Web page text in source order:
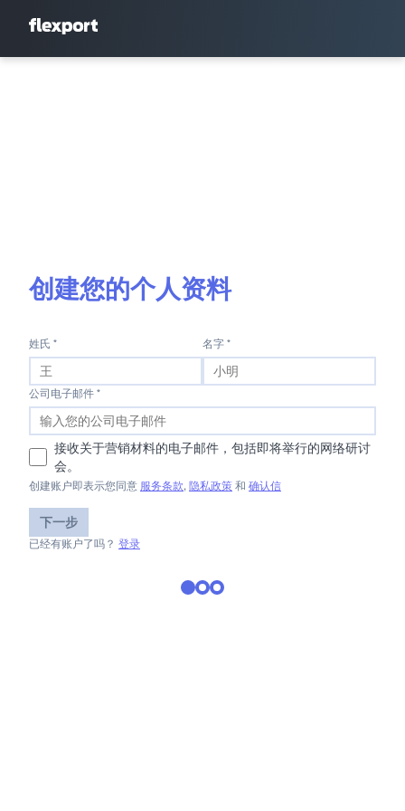
创建您的个人资料
姓氏 * 名字 *
公司电子邮件 *
接收关于营销材料的电子邮件，包括即将举行的网络研讨
会。
创建账户即表示您同意 服务条款, 隐私政策 和 确认信
下一步
已经有账户了吗？ 登录